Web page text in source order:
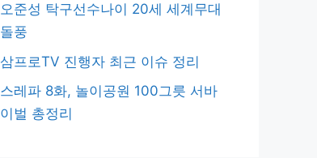
오준성 탁구선수나이 20세 세계무대
돌풍
삼프로TV 진행자 최근 이슈 정리
스레파 8화, 놀이공원 100그릇 서바
이벌 총정리